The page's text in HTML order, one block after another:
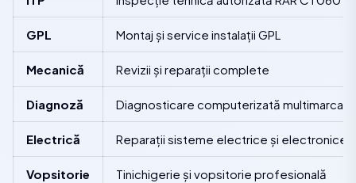
GPL Montaj și service instalații GPL
Mecanică Revizii și reparații complete
Diagnoză Diagnosticare computerizată multimarca
Electrică Reparații sisteme electrice și electronice
Vopsitorie Tinichigerie și vopsitorie profesională